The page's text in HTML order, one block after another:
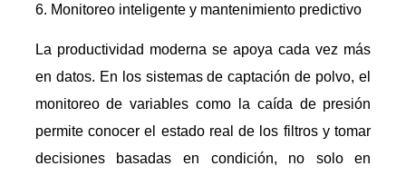
Monitoreo inteligente y mantenimiento predictivo
La productividad moderna se apoya cada vez más
en datos. En los sistemas de captación de polvo, el
monitoreo de variables como la caída de presión
permite conocer el estado real de los filtros y tomar
decisiones basadas en condición, no solo en